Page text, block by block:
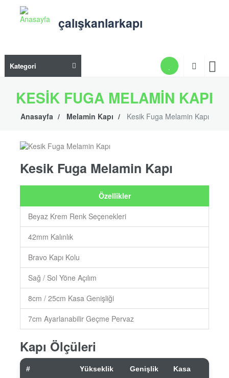
içeriğe
çalışkanlarkapı
Kategori Ana
KESIK FUGA MELAMIN KAPI
Anasayfa Melamin Kapı Kesik Fuga Melamin Kapı
Kesik Fuga Melamin Kapı
Özellikler
Beyaz Krem Renk Seçenekleri
42mm Kalınlık
Bravo Kapı Kolu
Sağ / Sol Yöne Açılım
8cm / 25cm Kasa Genişliği
7cm Ayarlanabilir Geçme Pervaz
Kapı Ölçüleri
# Yükseklik Genişlik Kasa